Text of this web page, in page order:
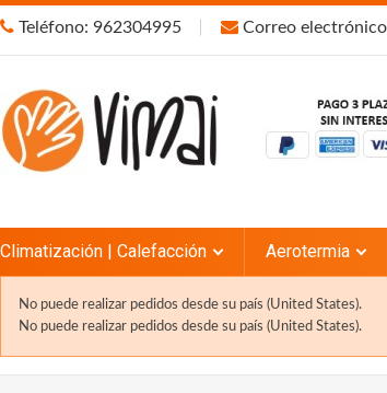
Teléfono: 962304995 Correo
Climatización | Calefacción Aerotermia
No puede realizar pedidos desde su país (United States).
No puede realizar pedidos desde su país (United States).